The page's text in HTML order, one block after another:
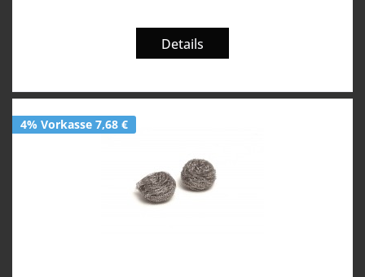
Details
4% Vorkasse 7,68 €